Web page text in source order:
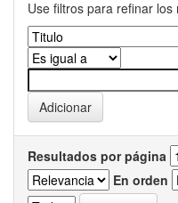
Use filtros para refinar
Resultados por página
En orden